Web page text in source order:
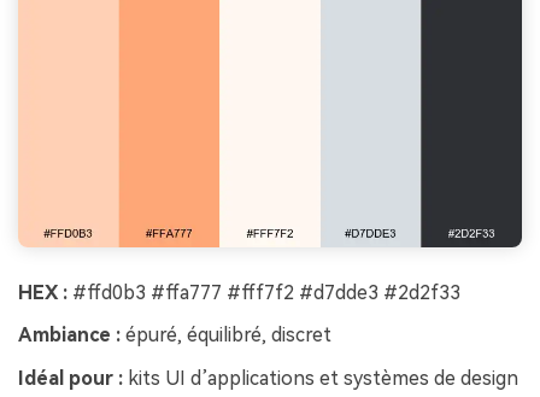
HEX : #ffd0b3 #ffa777 #fff7f2 #d7dde3 #2d2f33
Ambiance : épuré, équilibré, discret
Idéal pour : kits UI d’applications et systèmes de design